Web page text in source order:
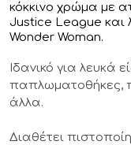
κόκκινο χρώμα με
Justice League και
Wonder Woman.
Ιδανικό για λευκά
παπλωματοθήκες,
άλλα.
Διαθέτει